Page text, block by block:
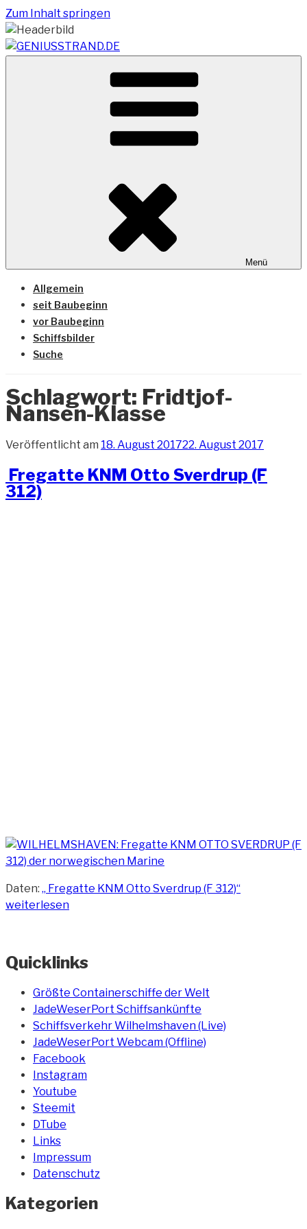
Zum Inhalt springen
GENIUSSTRAND.DE
Vom Geniusstrand zum JadeWeserPort/Container
Terminal Wilhelmshaven
Menü
Allgemein
seit Baubeginn
vor Baubeginn
Schiffsbilder
Suche
Schlagwort: Fridtjof-
Nansen-Klasse
Veröffentlicht am 18. August 201722. August 2017
​ Fregatte KNM Otto Sverdrup (F
312)
Daten: „​ Fregatte KNM Otto Sverdrup (F 312)“
weiterlesen
Quicklinks
Größte Containerschiffe der Welt
JadeWeserPort Schiffsankünfte
Schiffsverkehr Wilhelmshaven (Live)
JadeWeserPort Webcam (Offline)
Facebook
Instagram
Youtube
Steemit
DTube
Links
Impressum
Datenschutz
Kategorien